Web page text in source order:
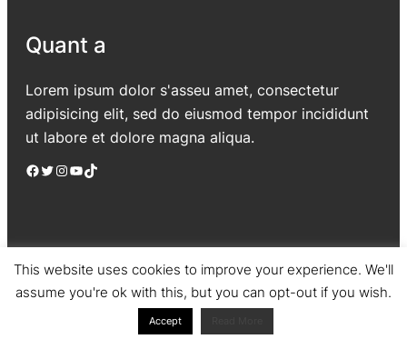
Quant a
Lorem ipsum dolor s'asseu amet, consectetur
adipisicing elit, sed do eiusmod tempor incididunt
ut labore et dolore magna aliqua.
Facebook Twitter Instagram YouTube TikTok
Jadro |Powered by WordPress
This website uses cookies to improve your experience. We'll
assume you're ok with this, but you can opt-out if you wish.
Accept